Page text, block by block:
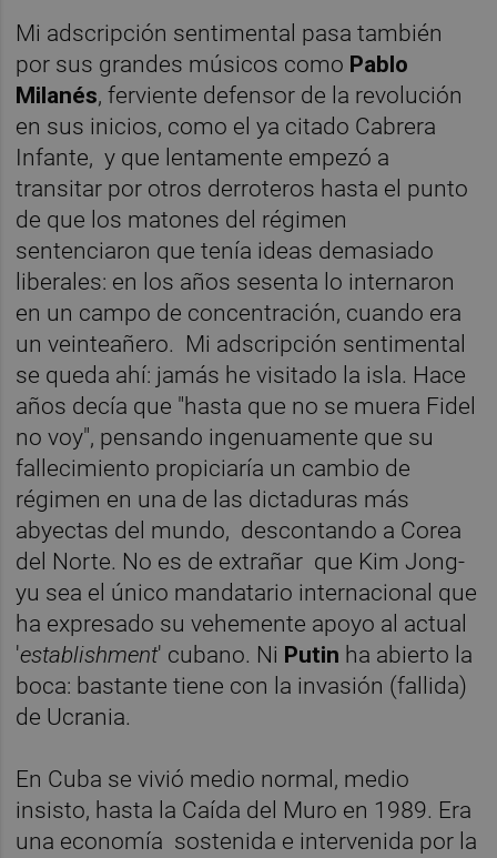
Mi adscripción sentimental pasa también
por sus grandes músicos como Pablo
Milanés, ferviente defensor de la revolución
en sus inicios, como el ya citado Cabrera
Infante, y que lentamente empezó a
transitar por otros derroteros hasta el punto
de que los matones del régimen
sentenciaron que tenía ideas demasiado
liberales: en los años sesenta lo internaron
en un campo de concentración, cuando era
un veinteañero. Mi adscripción sentimental
se queda ahí: jamás he visitado la isla. Hace
años decía que "hasta que no se muera Fidel
no voy", pensando ingenuamente que su
fallecimiento propiciaría un cambio de
régimen en una de las dictaduras más
abyectas del mundo, descontando a Corea
del Norte. No es de extrañar que Kim Jong-
yu sea el único mandatario internacional que
ha expresado su vehemente apoyo al actual
'establishment' cubano. Ni Putin ha abierto la
boca: bastante tiene con la invasión (fallida)
de Ucrania.
En Cuba se vivió medio normal, medio
insisto, hasta la Caída del Muro en 1989. Era
una economía sostenida e intervenida por la